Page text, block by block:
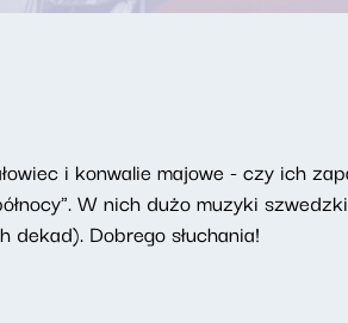
i konwalie majowe - czy ich
W nich dużo muzyki
Dobrego słuchania!